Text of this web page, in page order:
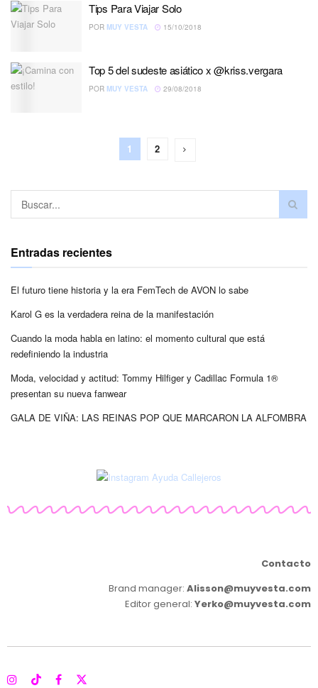
Tips Para Viajar Solo
POR MUY VESTA 15/10/2018
Top 5 del sudeste asiático x @kriss.vergara
POR MUY VESTA 29/08/2018
1 2
Entradas recientes
El futuro tiene historia y la era FemTech de AVON lo sabe
Karol G es la verdadera reina de la manifestación
Cuando la moda habla en latino: el momento cultural que está
redefiniendo la industria
Moda, velocidad y actitud: Tommy Hilfiger y Cadillac Formula 1®
presentan su nueva fanwear
GALA DE VIÑA: LAS REINAS POP QUE MARCARON LA ALFOMBRA
Contacto
Brand manager: Alisson@muyvesta.com
Editor general: Yerko@muyvesta.com